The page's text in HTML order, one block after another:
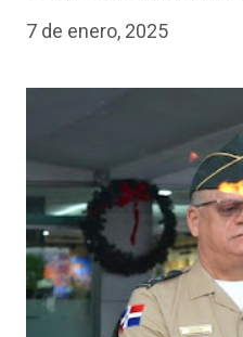
7 de enero, 2025